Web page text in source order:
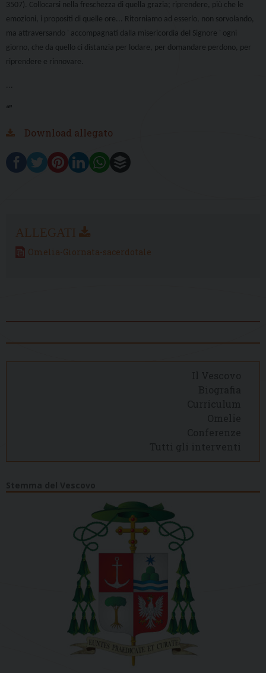
3507). Collocarsi nella freschezza di quella grazia; riprendere, più che le
emozioni, i propositi di quelle ore... Ritorniamo ad esserlo, non sorvolando,
ma attraversando ' accompagnati dalla misericordia del Signore ' ogni
giorno, che da quello ci distanzia per lodare, per domandare perdono, per
riprendere e rinnovare.
...
“”
Download allegato
Omelia-Giornata-sacerdotale